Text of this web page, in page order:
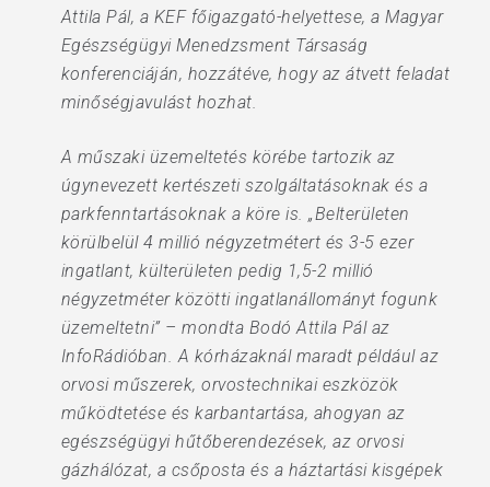
Attila Pál, a KEF főigazgató-helyettese, a Magyar
Egészségügyi Menedzsment Társaság
konferenciáján, hozzátéve, hogy az átvett feladat
minőségjavulást hozhat.
A műszaki üzemeltetés körébe tartozik az
úgynevezett kertészeti szolgáltatásoknak és a
parkfenntartásoknak a köre is. „Belterületen
körülbelül 4 millió négyzetmétert és 3-5 ezer
ingatlant, külterületen pedig 1,5-2 millió
négyzetméter közötti ingatlanállományt fogunk
üzemeltetni” – mondta Bodó Attila Pál az
InfoRádióban. A kórházaknál maradt például az
orvosi műszerek, orvostechnikai eszközök
működtetése és karbantartása, ahogyan az
egészségügyi hűtőberendezések, az orvosi
gázhálózat, a csőposta és a háztartási kisgépek